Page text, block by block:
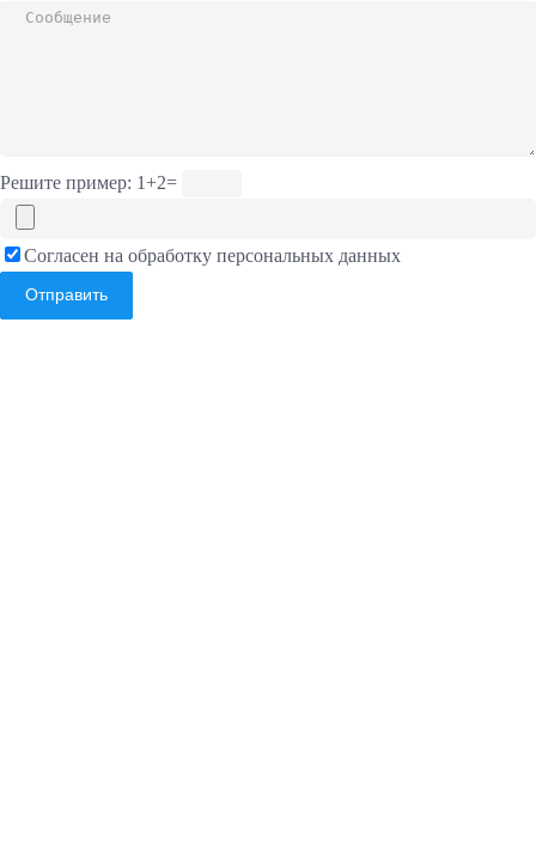
Решите пример: 1+2=
Согласен на обработку персональных данных